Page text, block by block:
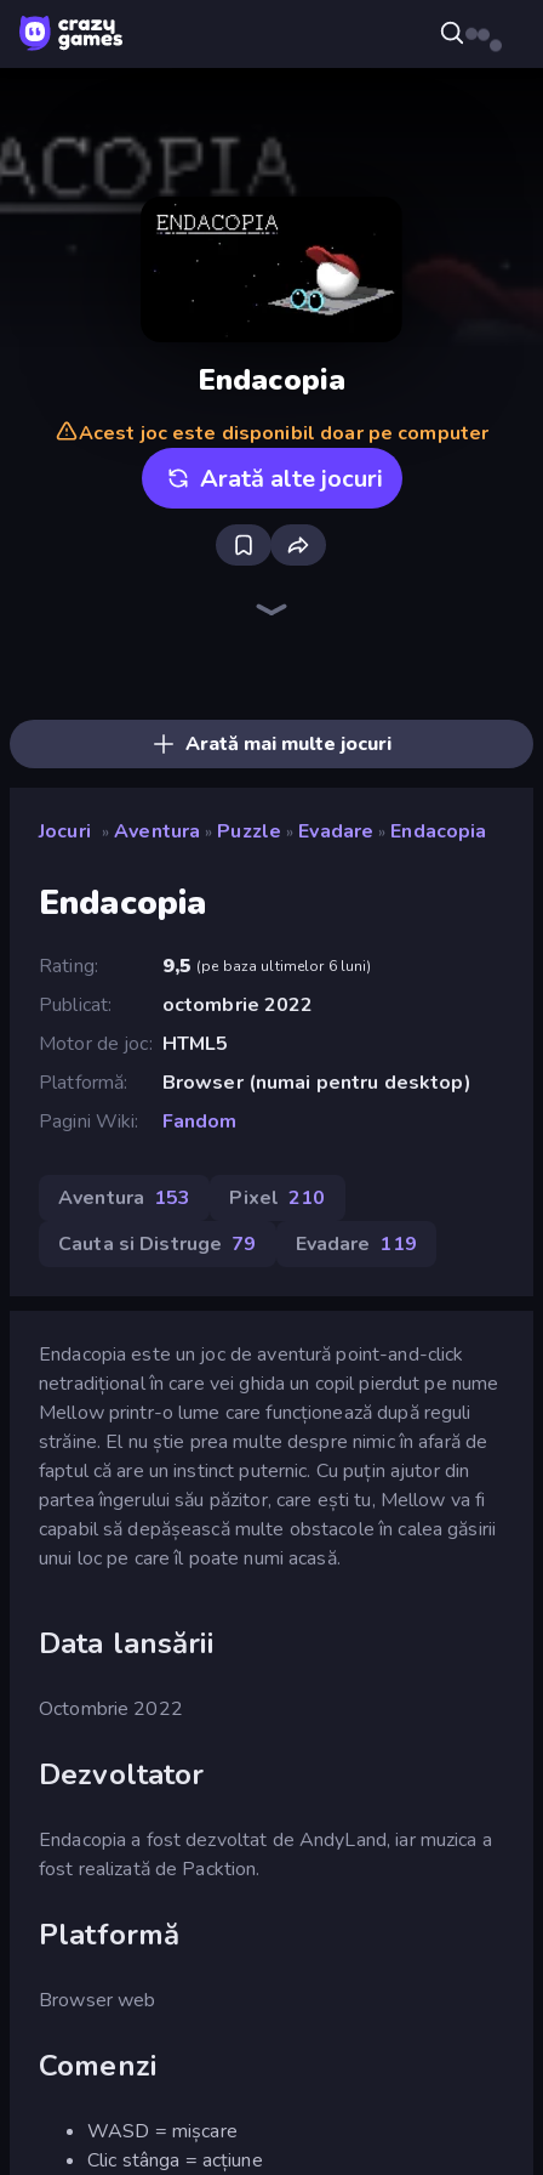
Endacopia
Acest joc este disponibil doar pe computer
Arată alte jocuri
Arată mai multe jocuri
Jocuri » Aventura » Puzzle » Evadare » Endacopia
Endacopia
Rating 9,5 (pe baza ultimelor 6 luni)
Publicat
octombrie 2022
Motor de joc HTML5
Platformă
Browser (numai pentru desktop)
Pagini Wiki
Fandom
Aventura 153 Pixel 210
Cauta si Distruge 79 Evadare 119
Endacopia este un joc de aventură point-and-click
netradițional în care vei ghida un copil pierdut pe nume
Mellow printr-o lume care funcționează după reguli
străine. El nu știe prea multe despre nimic în afară de
faptul că are un instinct puternic. Cu puțin ajutor din
partea îngerului său păzitor, care ești tu, Mellow va fi
capabil să depășească multe obstacole în calea găsirii
unui loc pe care îl poate numi acasă.
Data lansării
Octombrie 2022
Dezvoltator
Endacopia a fost dezvoltat de AndyLand, iar muzica a
fost realizată de Packtion.
Platformă
Browser web
Comenzi
WASD = mișcare
Clic stânga = acțiune